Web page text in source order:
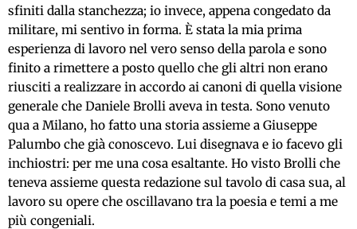
sfiniti dalla stanchezza; io invece, appena congedato da
militare, mi sentivo in forma. È stata la mia prima
esperienza di lavoro nel vero senso della parola e sono
finito a rimettere a posto quello che gli altri non erano
riusciti a realizzare in accordo ai canoni di quella visione
generale che Daniele Brolli aveva in testa. Sono venuto
qua a Milano, ho fatto una storia assieme a Giuseppe
Palumbo che già conoscevo. Lui disegnava e io facevo gli
inchiostri: per me una cosa esaltante. Ho visto Brolli che
teneva assieme questa redazione sul tavolo di casa sua, al
lavoro su opere che oscillavano tra la poesia e temi a me
più congeniali.